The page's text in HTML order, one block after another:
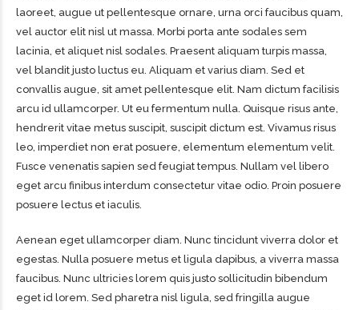
laoreet, augue ut pellentesque ornare, urna orci faucibus quam,
vel auctor elit nisl ut massa. Morbi porta ante sodales sem
lacinia, et aliquet nisl sodales. Praesent aliquam turpis massa,
vel blandit justo luctus eu. Aliquam et varius diam. Sed et
convallis augue, sit amet pellentesque elit. Nam dictum facilisis
arcu id ullamcorper. Ut eu fermentum nulla. Quisque risus ante,
hendrerit vitae metus suscipit, suscipit dictum est. Vivamus risus
leo, imperdiet non erat posuere, elementum elementum velit.
Fusce venenatis sapien sed feugiat tempus. Nullam vel libero
eget arcu finibus interdum consectetur vitae odio. Proin posuere
posuere lectus et iaculis.
Aenean eget ullamcorper diam. Nunc tincidunt viverra dolor et
egestas. Nulla posuere metus et ligula dapibus, a viverra massa
faucibus. Nunc ultricies lorem quis justo sollicitudin bibendum
eget id lorem. Sed pharetra nisl ligula, sed fringilla augue